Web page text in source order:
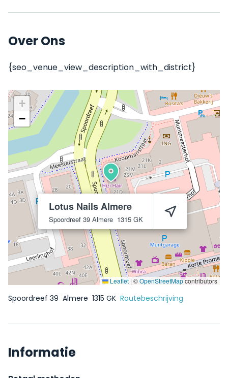
Over Ons
{seo_venue_view_description_with_district}
Lotus Nails Almere
Spoordreef 39 Almere 1315 GK
+
−
Leaflet | ©OpenStreetMapcontributors
Spoordreef 39 Almere 1315 GK Routebeschrijving
Informatie